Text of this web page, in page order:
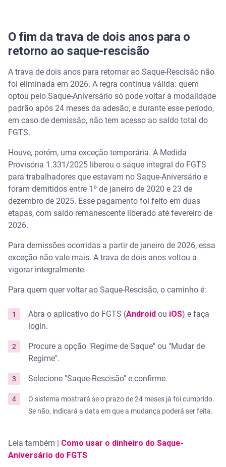
O fim da trava de dois anos para o
retorno ao saque-rescisão
A trava de dois anos para retornar ao Saque-Rescisão não
foi eliminada em 2026. A regra continua válida: quem
optou pelo Saque-Aniversário só pode voltar à modalidade
padrão após 24 meses da adesão, e durante esse período,
em caso de demissão, não tem acesso ao saldo total do
FGTS.
Houve, porém, uma exceção temporária. A Medida
Provisória 1.331/2025 liberou o saque integral do FGTS
para trabalhadores que estavam no Saque-Aniversário e
foram demitidos entre 1º de janeiro de 2020 e 23 de
dezembro de 2025. Esse pagamento foi feito em duas
etapas, com saldo remanescente liberado até fevereiro de
2026.
Para demissões ocorridas a partir de janeiro de 2026, essa
exceção não vale mais. A trava de dois anos voltou a
vigorar integralmente.
Para quem quer voltar ao Saque-Rescisão, o caminho é:
Abra o aplicativo do FGTS (Android ou iOS) e faça
login.
Procure a opção "Regime de Saque" ou "Mudar de
Regime".
Selecione "Saque-Rescisão" e confirme.
O sistema mostrará se o prazo de 24 meses já foi cumprido.
Se não, indicará a data em que a mudança poderá ser feita.
Leia também |
Como usar o dinheiro do Saque-
Aniversário do FGTS